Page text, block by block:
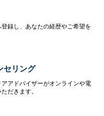
録し、あなたの経歴やご希望を
セリング
アドバイザーがオンラインや電
だきます。